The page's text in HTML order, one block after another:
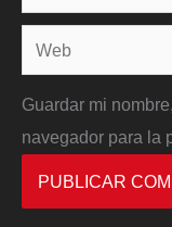
electrónico*
Web
Guardar mi
navegador para la